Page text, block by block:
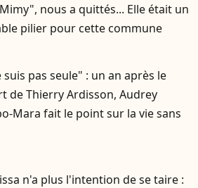
nous a quittés... Elle était un
pilier pour cette commune
suis pas seule" : un an après le
de Thierry Ardisson, Audrey
Mara fait le point sur la vie sans
n'a plus l'intention de se taire :